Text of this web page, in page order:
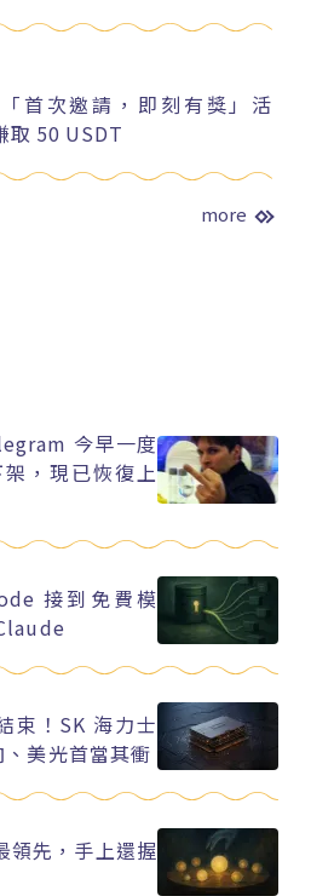
首次邀請，即刻有獎」活
取 50 USDT
more
今早一度
，現已恢復上
接到免費模
束！SK 海力士
美光首當其衝
先，手上還握